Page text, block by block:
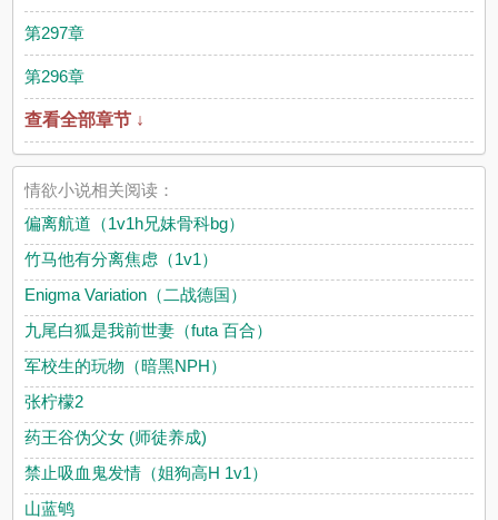
第297章
第296章
查看全部章节 ↓
情欲小说相关阅读：
偏离航道（1v1h兄妹骨科bg）
竹马他有分离焦虑（1v1）
Enigma Variation（二战德国）
九尾白狐是我前世妻（futa 百合）
军校生的玩物（暗黑NPH）
张柠檬2
药王谷伪父女 (师徒养成)
禁止吸血鬼发情（姐狗高H 1v1）
山蓝鸲